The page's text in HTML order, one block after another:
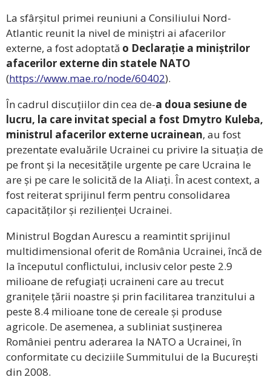
La sfârșitul primei reuniuni a Consiliului Nord-
Atlantic reunit la nivel de miniștri ai afacerilor
externe, a fost adoptată o Declarație a miniștrilor
afacerilor externe din statele NATO
(https://www.mae.ro/node/60402).
În cadrul discuțiilor din cea de-a doua sesiune de
lucru, la care invitat special a fost Dmytro Kuleba,
ministrul afacerilor externe ucrainean, au fost
prezentate evaluările Ucrainei cu privire la situația de
pe front și la necesitățile urgente pe care Ucraina le
are și pe care le solicită de la Aliați. În acest context, a
fost reiterat sprijinul ferm pentru consolidarea
capacităților și rezilienței Ucrainei.
Ministrul Bogdan Aurescu a reamintit sprijinul
multidimensional oferit de România Ucrainei, încă de
la începutul conflictului, inclusiv celor peste 2.9
milioane de refugiați ucraineni care au trecut
granițele țării noastre și prin facilitarea tranzitului a
peste 8.4 milioane tone de cereale și produse
agricole. De asemenea, a subliniat susținerea
României pentru aderarea la NATO a Ucrainei, în
conformitate cu deciziile Summitului de la București
din 2008.